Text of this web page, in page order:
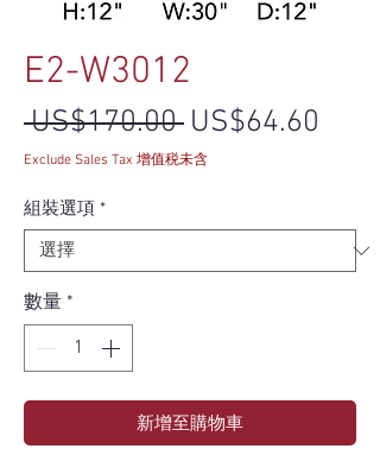
E2-W3012
US$170.00 一般價格
US$64.60
Exclude Sales Tax 增值税未含
組裝選項 *
數量 *
新增至購物車